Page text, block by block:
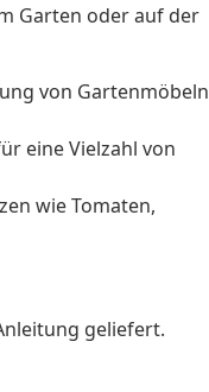
Garten oder auf der
von Gartenmöbeln
eine Vielzahl von
wie Tomaten,
geliefert.